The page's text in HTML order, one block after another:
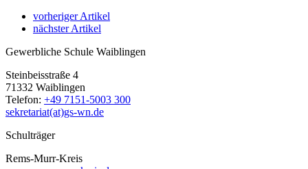
vorheriger Artikel
nächster Artikel
Gewerbliche Schule Waiblingen
Steinbeisstraße 4
71332 Waiblingen
Telefon: +49 7151-5003 300
sekretariat(at)gs-wn.de
Schulträger
Rems-Murr-Kreis